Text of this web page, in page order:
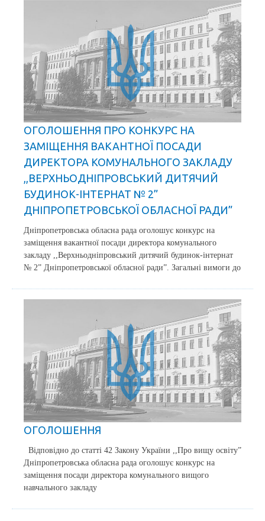
ОГОЛОШЕННЯ ПРО КОНКУРС НА
ЗАМІЩЕННЯ ВАКАНТНОЇ ПОСАДИ
ДИРЕКТОРА КОМУНАЛЬНОГО ЗАКЛАДУ
,,ВЕРХНЬОДНІПРОВСЬКИЙ ДИТЯЧИЙ
БУДИНОК-ІНТЕРНАТ № 2”
ДНІПРОПЕТРОВСЬКОЇ ОБЛАСНОЇ РАДИ”
Дніпропетровська обласна рада оголошує конкурс на
заміщення вакантної посади директора комунального
закладу ,,Верхньодніпровський дитячий будинок-інтернат
№ 2” Дніпропетровської обласної ради”. Загальні вимоги до
ОГОЛОШЕННЯ
Відповідно до статті 42 Закону України ,,Про вищу освіту”
Дніпропетровська обласна рада оголошує конкурс на
заміщення посади директора комунального вищого
навчального закладу